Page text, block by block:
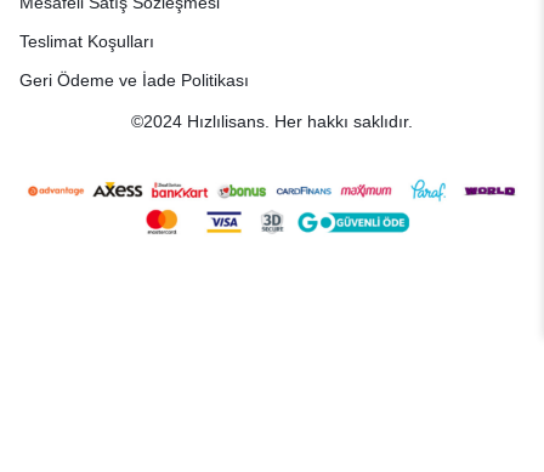
Teslimat Koşulları
Geri Ödeme ve İade Politikası
©2024 Hızlılisans. Her hakkı saklıdır.